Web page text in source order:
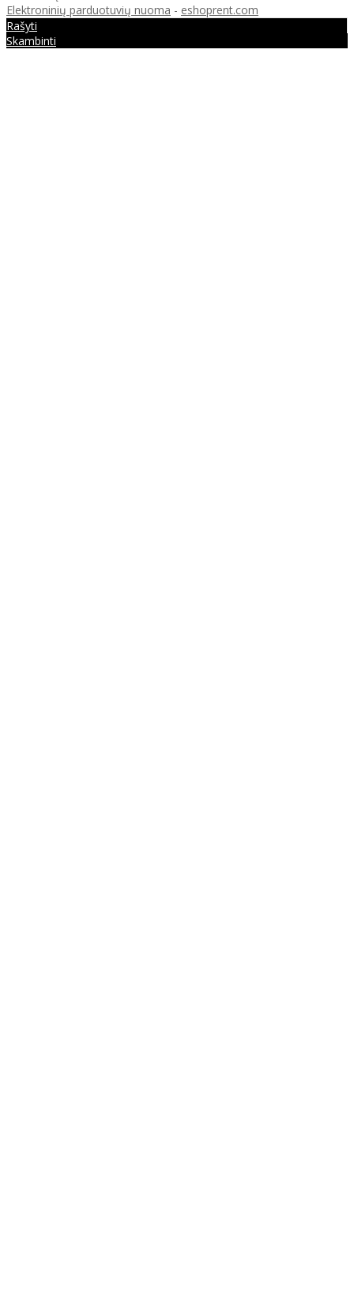
Elektroninių parduotuvių nuoma - eshoprent.com
Rašyti
Skambinti